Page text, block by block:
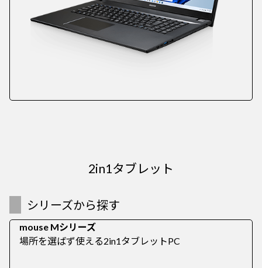
2in1タブレット
シリーズから探す
mouse Mシリーズ
場所を選ばず使える2in1タブレットPC